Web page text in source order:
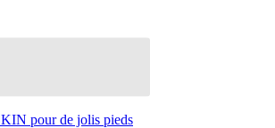
pour de jolis pieds